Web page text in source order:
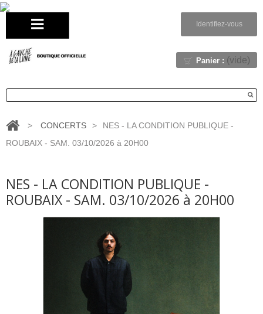
Identifiez-vous
Panier : (vide)
> CONCERTS >
NES - LA CONDITION PUBLIQUE -
ROUBAIX - SAM. 03/10/2026 à 20H00
NES - LA CONDITION PUBLIQUE -
ROUBAIX - SAM. 03/10/2026 à 20H00